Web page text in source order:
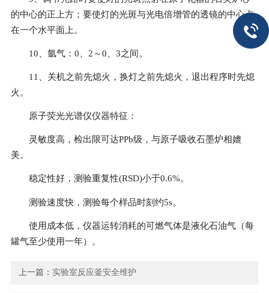
的中心的正上方；要使灯的光斑与光电倍增管的透镜的中心点
在一个水平面上。
10、氩气：0、2～0、3之间。
11、关机之前先熄火，换灯之前先熄火，退出程序时先熄
火。
原子荧光光谱仪仪器特征：
灵敏度高，检出限可达PPb级，与原子吸收石墨炉相媲
美。
稳定性好，测验重复性(RSD)小于0.6%。
测验速度快，测验每个样品时刻约5s。
使用成本低，仪器运转消耗的可燃气体是液化石油气（每
罐气至少使用一年）。
上一篇： 实验室反应釜安全维护